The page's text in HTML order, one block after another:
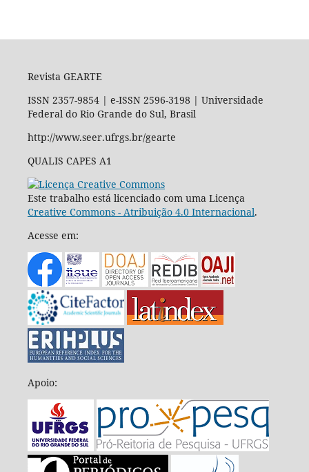
Revista GEARTE
ISSN 2357-9854 | e-ISSN 2596-3198 | Universidade
Federal do Rio Grande do Sul, Brasil
http://www.seer.ufrgs.br/gearte
QUALIS CAPES A1
Este trabalho está licenciado com uma Licença
Creative Commons - Atribuição 4.0 Internacional.
Acesse em:
Apoio: